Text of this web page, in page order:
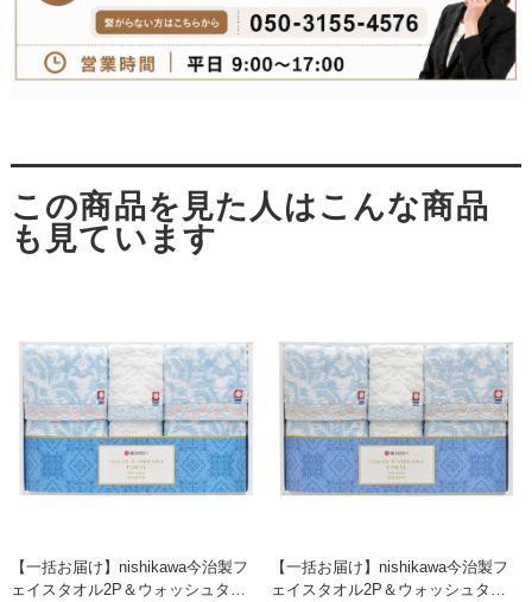
【一括お届け】nishikawa今治製フ
ェイスタオル2P＆ウォッシュタオ
【一括お届け】nishikawa今治製フ
ェイスタオル2P＆ウォッシュタオ